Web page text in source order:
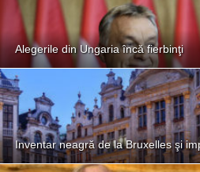
Alegerile din Ungaria încă fierbinţi
Inventar neagră de la Bruxelles şi